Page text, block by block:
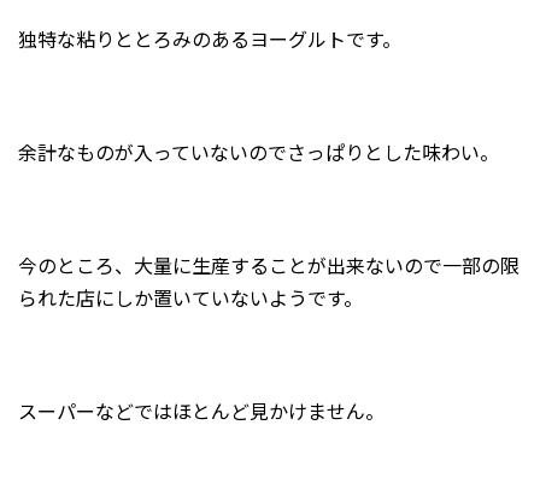
独特な粘りととろみのあるヨーグルトです。
余計なものが入っていないのでさっぱりとした味わい。
今のところ、大量に生産することが出来ないので一部の限
られた店にしか置いていないようです。
スーパーなどではほとんど見かけません。